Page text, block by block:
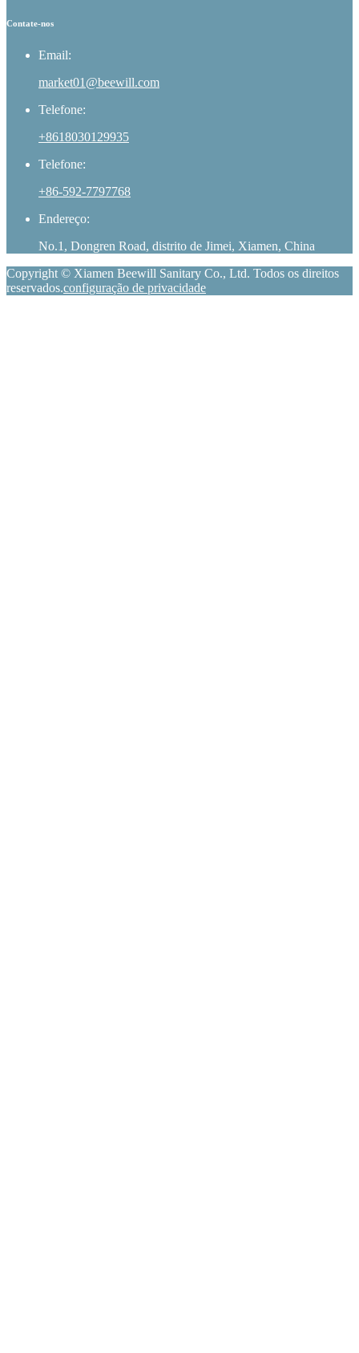
Contate-nos
Email:
market01@beewill.com
Telefone:
+8618030129935
Telefone:
+86-592-7797768
Endereço:
No.1, Dongren Road, distrito de Jimei, Xiamen, China
Copyright © Xiamen Beewill Sanitary Co., Ltd. Todos os direitos
reservados.configuração de privacidade